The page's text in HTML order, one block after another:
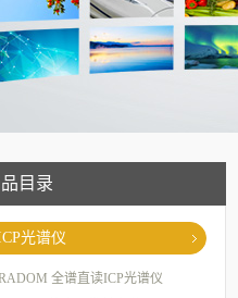
目录
光谱仪
全谱直读ICP光谱仪